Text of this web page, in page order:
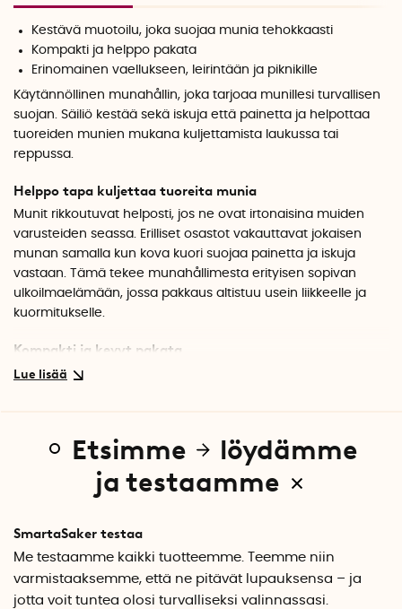
Kestävä muotoilu, joka suojaa munia tehokkaasti
Kompakti ja helppo pakata
Erinomainen vaellukseen, leirintään ja piknikille
Käytännöllinen munahållin, joka tarjoaa munillesi turvallisen
suojan. Säiliö kestää sekä iskuja että painetta ja helpottaa
tuoreiden munien mukana kuljettamista laukussa tai
reppussa.
Helppo tapa kuljettaa tuoreita munia
Munit rikkoutuvat helposti, jos ne ovat irtonaisina muiden
varusteiden seassa. Erilliset osastot vakauttavat jokaisen
munan samalla kun kova kuori suojaa painetta ja iskuja
vastaan. Tämä tekee munahållimesta erityisen sopivan
ulkoilmaelämään, jossa pakkaus altistuu usein liikkeelle ja
kuormitukselle.
Kompakti ja kevyt pakata
Kompakti muotoilu tarkoittaa, että munahållin vie
Materiaalit: PP-muovi
Mitat, 2 munaa: Noin 16×8×7,5 cm
SmartaSaker testaa
Me testaamme kaikki tuotteemme. Teemme niin
varmistaaksemme, että ne pitävät lupauksensa – ja
jotta voit tuntea olosi turvalliseksi valinnassasi.
Etsimme
löydämme
ja testaamme